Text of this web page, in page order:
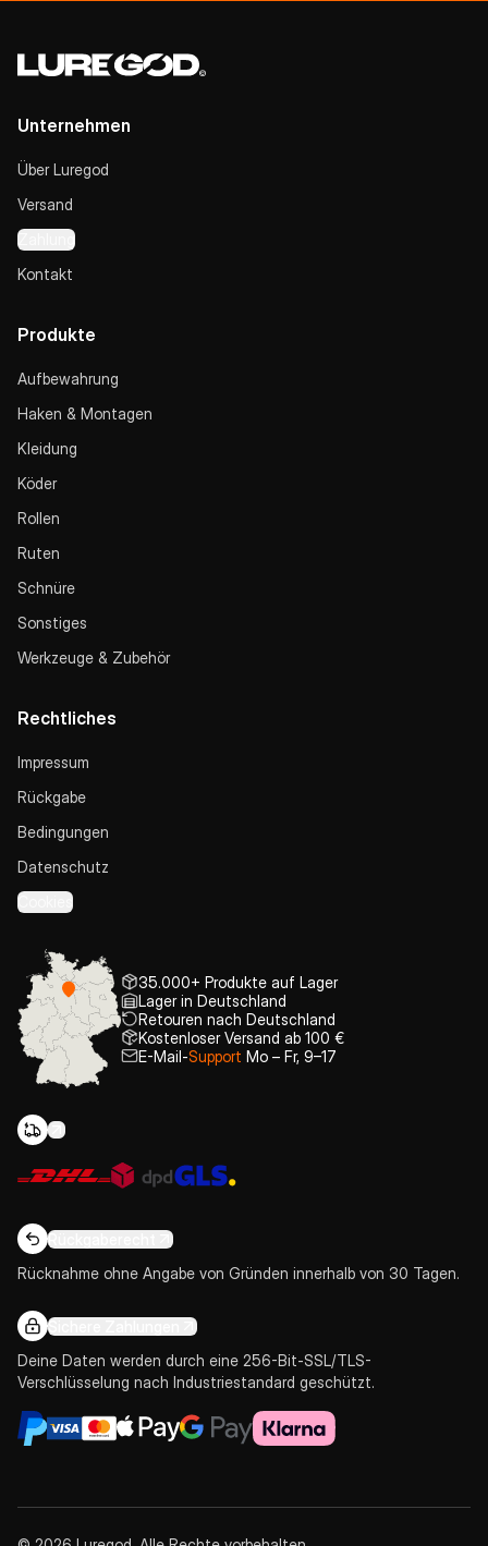
Unternehmen
Über Luregod
Versand
Zahlung
Kontakt
Produkte
Aufbewahrung
Haken & Montagen
Kleidung
Köder
Rollen
Ruten
Schnüre
Sonstiges
Werkzeuge & Zubehör
Rechtliches
Impressum
Rückgabe
Bedingungen
Datenschutz
Cookies
35.000+ Produkte auf Lager
Lager in Deutschland
Retouren nach Deutschland
Kostenloser Versand ab 100 €
E-Mail-Support Mo – Fr, 9–17
Rückgaberecht
Rücknahme ohne Angabe von Gründen innerhalb von 30 Tagen.
Sichere Zahlungen
Deine Daten werden durch eine 256-Bit-SSL/TLS-
Verschlüsselung nach Industriestandard geschützt.